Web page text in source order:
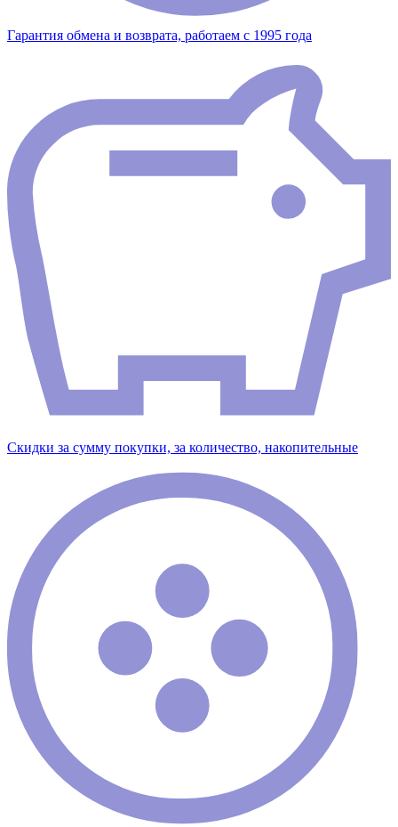
Гарантия обмена и возврата, работаем с 1995 года
Скидки за сумму покупки, за количество, накопительные